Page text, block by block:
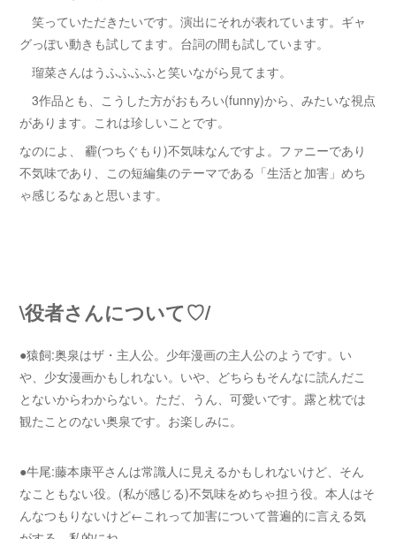
笑っていただきたいです。演出にそれが表れています。ギャ
グっぽい動きも試してます。台詞の間も試しています。
瑠菜さんはうふふふふと笑いながら見てます。
3作品とも、こうした方がおもろい(funny)から、みたいな視点
があります。これは珍しいことです。
なのによ、 霾(つちぐもり)不気味なんですよ。ファニーであり
不気味であり、この短編集のテーマである「生活と加害」めち
ゃ感じるなぁと思います。
\役者さんについて♡/
●猿飼:奥泉はザ・主人公。少年漫画の主人公のようです。い
や、少女漫画かもしれない。いや、どちらもそんなに読んだこ
とないからわからない。ただ、うん、可愛いです。露と枕では
観たことのない奥泉です。お楽しみに。
●牛尾:藤本康平さんは常識人に見えるかもしれないけど、そん
なこともない役。(私が感じる)不気味をめちゃ担う役。本人はそ
んなつもりないけど←これって加害について普遍的に言える気